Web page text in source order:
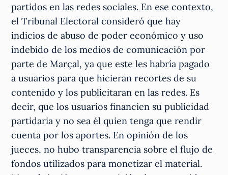
partidos en las redes sociales. En ese contexto,
el Tribunal Electoral consideró que hay
indicios de abuso de poder económico y uso
indebido de los medios de comunicación por
parte de Marçal, ya que este les habría pagado
a usuarios para que hicieran recortes de su
contenido y los publicitaran en las redes. Es
decir, que los usuarios financien su publicidad
partidaria y no sea él quien tenga que rendir
cuenta por los aportes. En opinión de los
jueces, no hubo transparencia sobre el flujo de
fondos utilizados para monetizar el material.